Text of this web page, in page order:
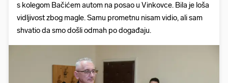
s kolegom Bačićem autom na posao u Vinkovce. Bila je loša
vidljivost zbog magle. Samu prometnu nisam vidio, ali sam
shvatio da smo došli odmah po događaju.